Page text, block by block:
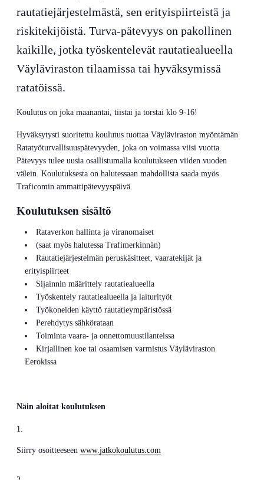
rautatiejärjestelmästä, sen erityispiirteistä ja
riskitekijöistä. Turva-pätevyys on pakollinen
kaikille, jotka työskentelevät rautatiealueella
Väyläviraston tilaamissa tai hyväksymissä
ratatöissä.
Koulutus on joka maanantai, tiistai ja torstai klo 9-16!
Hyväksytysti suoritettu koulutus tuottaa Väyläviraston myöntämän
Ratatyöturvallisuuspätevyyden, joka on voimassa viisi vuotta.
Pätevyys tulee uusia osallistumalla koulutukseen viiden vuoden
välein. Koulutuksesta on halutessaan mahdollista saada myös
Traficomin ammattipätevyyspäivä.
Koulutuksen sisältö
Rataverkon hallinta ja viranomaiset
(saat myös halutessa Trafimerkinnän)
Rautatiejärjestelmän peruskäsitteet, vaaratekijät ja
erityispiirteet
Sijainnin määrittely rautatiealueella
Työskentely rautatiealueella ja laiturityöt
Työkoneiden käyttö rautatieympäristössä
Perehdytys sähkörataan
Toiminta vaara- ja onnettomuustilanteissa
Kirjallinen koe tai osaamisen varmistus Väyläviraston
Eerokissa
Näin aloitat koulutuksen
Siirry osoitteeseen www.jatkokoulutus.com